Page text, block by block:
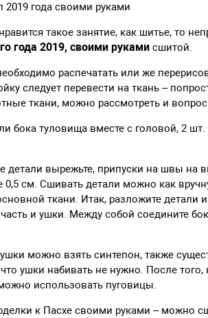
года своими руками
такое занятие, как шитье, то
года 2019, своими руками сшитой.
распечатать или же
следует перевести на ткань –
ткани, можно рассмотреть и
бока туловища вместе с головой, 2
детали вырежьте, припуски на швы на
см. Сшивать детали можно как
ткани. Итак, разложите
и ушки. Между собой соедините
можно взять синтепон, также
что ушки набивать не нужно. После
использовать пуговицы.
к Пасхе своими руками – можно